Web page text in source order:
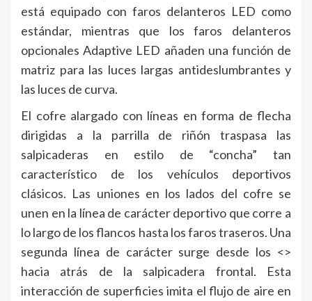
está equipado con faros delanteros LED como
estándar, mientras que los faros delanteros
opcionales Adaptive LED añaden una función de
matriz para las luces largas antideslumbrantes y
las luces de curva.
El cofre alargado con líneas en forma de flecha
dirigidas a la parrilla de riñón traspasa las
salpicaderas en estilo de “concha” tan
característico de los vehículos deportivos
clásicos. Las uniones en los lados del cofre se
unen en la línea de carácter deportivo que corre a
lo largo de los flancos hasta los faros traseros. Una
segunda línea de carácter surge desde los <>
hacia atrás de la salpicadera frontal. Esta
interacción de superficies imita el flujo de aire en